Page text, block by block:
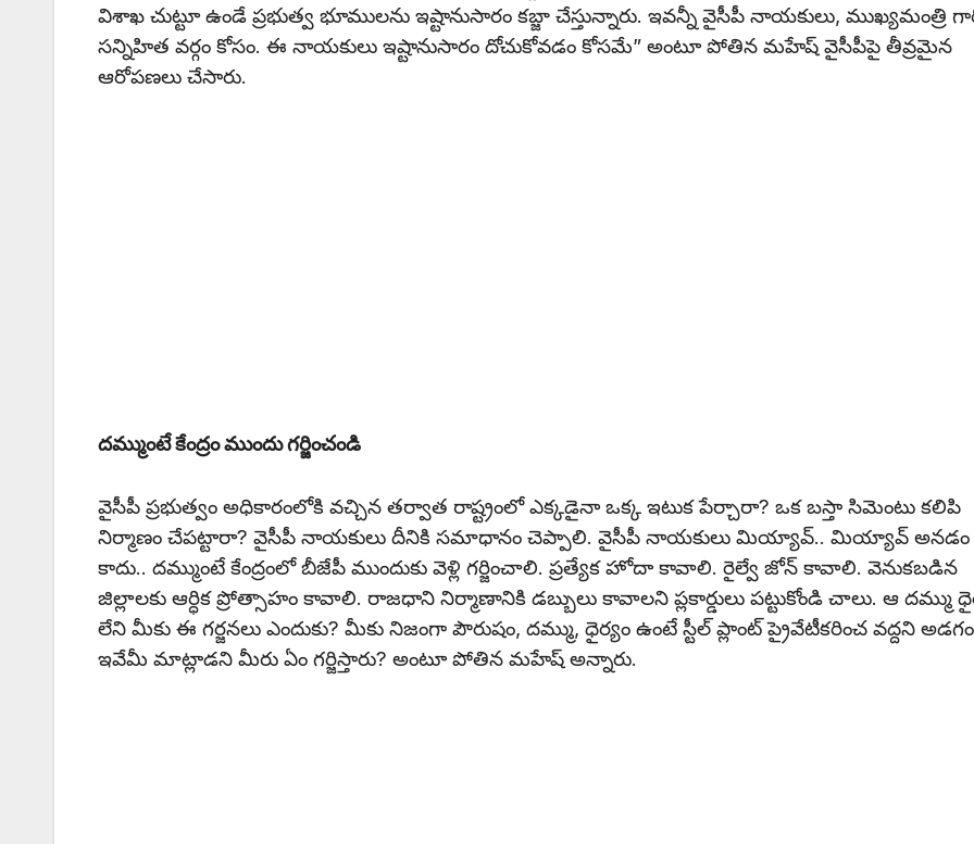
విశాఖ చుట్టూ ఉండే ప్రభుత్వ భూములను ఇష్టానుసారం కబ్జా చేస్తున్నారు. ఇవన్నీ వైసీపీ నాయకులు, ముఖ్యమంత్రి
సన్నిహిత వర్గం కోసం. ఈ నాయకులు ఇష్టానుసారం దోచుకోవడం కోసమే” అంటూ పోతిన మహేష్ వైసీపీపై తీవ్రమైన
ఆరోపణలు చేసారు.
దమ్ముంటే కేంద్రం ముందు గర్జించండి
వైసీపీ ప్రభుత్వం అధికారంలోకి వచ్చిన తర్వాత రాష్ట్రంలో ఎక్కడైనా ఒక్క ఇటుక పేర్చారా? ఒక బస్తా సిమెంటు కలిపి
నిర్మాణం చేపట్టారా? వైసీపీ నాయకులు దీనికి సమాధానం చెప్పాలి. వైసీపీ నాయకులు మియ్యావ్.. మియ్యావ్ అనడం
కాదు.. దమ్ముంటే కేంద్రంలో బీజేపీ ముందుకు వెళ్లి గర్జించాలి. ప్రత్యేక హోదా కావాలి. రైల్వే జోన్ కావాలి. వెనుకబడిన
జిల్లాలకు ఆర్ధిక ప్రోత్సాహం కావాలి. రాజధాని నిర్మాణానికి డబ్బులు కావాలని ప్లకార్డులు పట్టుకోండి చాలు. ఆ దమ్ము
లేని మీకు ఈ గర్జనలు ఎందుకు? మీకు నిజంగా పౌరుషం, దమ్ము, ధైర్యం ఉంటే స్టీల్ ప్లాంట్ ప్రైవేటీకరించ వద్దని
ఇవేమీ మాట్లాడని మీరు ఏం గర్జిస్తారు? అంటూ పోతిన మహేష్ అన్నారు.